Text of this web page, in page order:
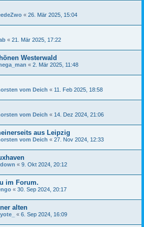
« 26. Mär 2025, 15:04
« 21. Mär 2025, 17:22
Westerwald
« 2. Mär 2025, 11:48
vom Deich « 11. Feb 2025, 18:58
vom Deich « 14. Dez 2024, 21:06
aus Leipzig
vom Deich « 27. Nov 2024, 12:33
« 9. Okt 2024, 20:12
im Forum.
« 30. Sep 2024, 20:17
alten
« 6. Sep 2024, 16:09